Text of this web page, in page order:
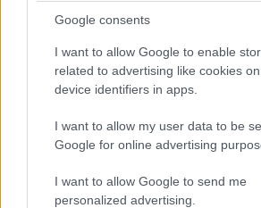
Google consents
I want to allow Google to enable
related to advertising like cookies
device identifiers in apps.
I want to allow my user data to be
Google for online advertising
I want to allow Google to send me
personalized advertising.
Nyerő Páros
2024. október 22. 19:45
Simon Attilánál eltörik a mécses
„Többet sírok, mint mindegyik lány” –
küszködő Simon Attila. A Nyerő Páros
hétfőtől csütörtökig 20:00-kor az RTL-